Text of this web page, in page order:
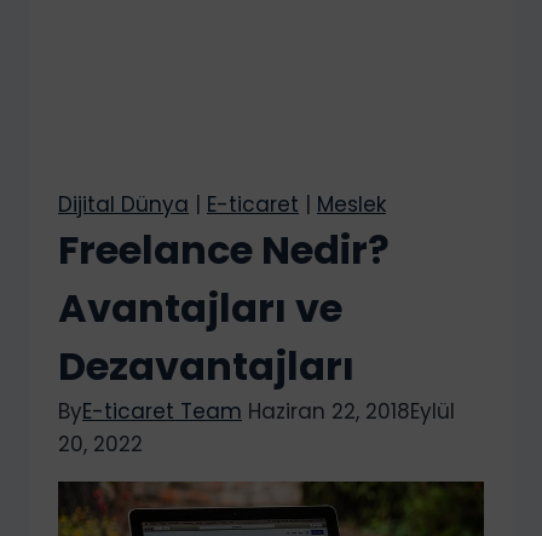
Dijital Dünya | E-ticaret | Meslek
Freelance Nedir?
Avantajları ve
Dezavantajları
ByE-ticaret Team Haziran 22, 2018Eylül
20, 2022